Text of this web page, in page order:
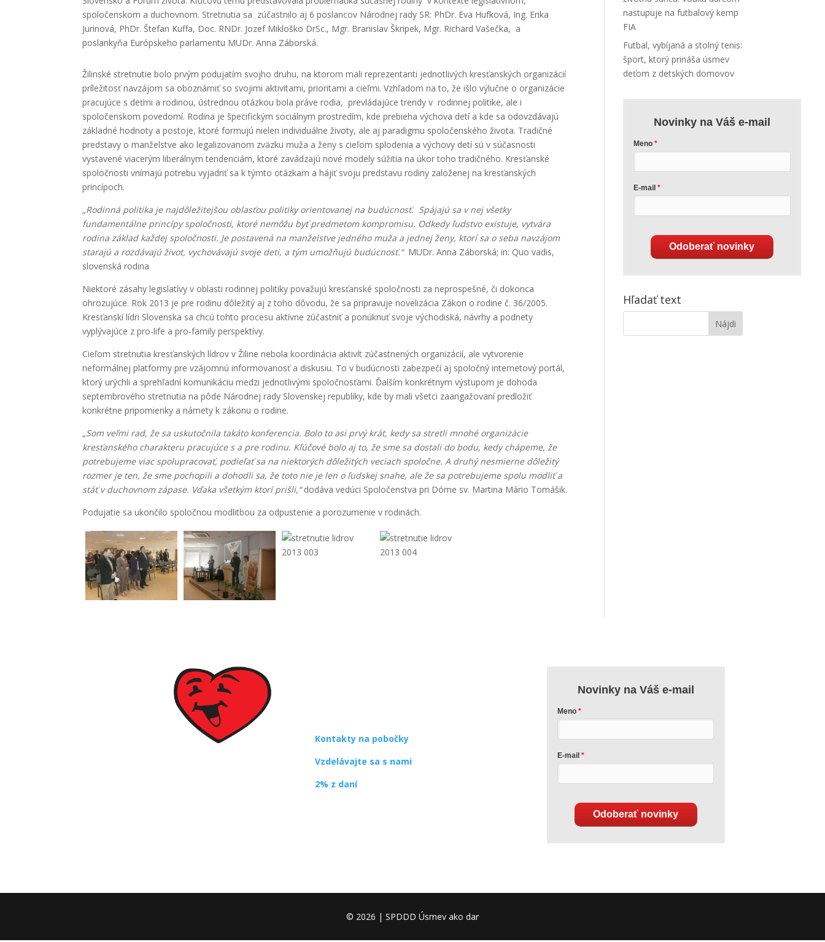
spoločenskom a duchovnom. Stretnutia sa zúčastnilo aj 6 poslancov Národnej rady SR: PhDr. Eva Hufková, Ing. Erika
Jurinová, PhDr. Štefan Kuffa, Doc. RNDr. Jozef Mikloško DrSc., Mgr. Branislav Škripek, Mgr. Richard Vašečka, a
poslankyňa Európskeho parlamentu MUDr. Anna Záborská.
Žilinské stretnutie bolo prvým podujatím svojho druhu, na ktorom mali reprezentanti jednotlivých kresťanských organizácií
príležitosť navzájom sa oboznámiť so svojimi aktivitami, prioritami a cieľmi. Vzhľadom na to, že išlo výlučne o organizácie
pracujúce s deťmi a rodinou, ústrednou otázkou bola práve rodia, prevládajúce trendy v rodinnej politike, ale i
spoločenskom povedomí. Rodina je špecifickým sociálnym prostredím, kde prebieha výchova detí a kde sa odovzdávajú
základné hodnoty a postoje, ktoré formujú nielen individuálne životy, ale aj paradigmu spoločenského života. Tradičné
predstavy o manželstve ako legalizovanom zväzku muža a ženy s cieľom splodenia a výchovy detí sú v súčasnosti
vystavené viacerým liberálnym tendenciám, ktoré zavádzajú nové modely súžitia na úkor toho tradičného. Kresťanské
spoločnosti vnímajú potrebu vyjadriť sa k týmto otázkam a hájiť svoju predstavu rodiny založenej na kresťanských
princípoch.
„Rodinná politika je najdôležitejšou oblasťou politiky orientovanej na budúcnosť. Spájajú sa v nej všetky
fundamentálne princípy spoločnosti, ktoré nemôžu byť predmetom kompromisu. Odkedy ľudstvo existuje, vytvára
rodina základ každej spoločnosti. Je postavená na manželstve jedného muža a jednej ženy, ktorí sa o seba navzájom
starajú a rozdávajú život, vychovávajú svoje deti, a tým umožňujú budúcnosť.“MUDr. Anna Záborská; in: Quo vadis,
slovenská rodina
Niektoré zásahy legislatívy v oblasti rodinnej politiky považujú kresťanské spoločnosti za neprospešné, či dokonca
ohrozujúce. Rok 2013 je pre rodinu dôležitý aj z toho dôvodu, že sa pripravuje novelizácia Zákon o rodine č. 36/2005.
Kresťanskí lídri Slovenska sa chcú tohto procesu aktívne zúčastniť a ponúknuť svoje východiská, návrhy a podnety
vyplývajúce z pro-life a pro-family perspektívy.
Cieľom stretnutia kresťanských lídrov v Žiline nebola koordinácia aktivít zúčastnených organizácií, ale vytvorenie
neformálnej platformy pre vzájomnú informovanosť a diskusiu. To v budúcnosti zabezpečí aj spoločný internetový portál,
ktorý urýchli a sprehľadní komunikáciu medzi jednotlivými spoločnosťami. Ďalším konkrétnym výstupom je dohoda
septembrového stretnutia na pôde Národnej rady Slovenskej republiky, kde by mali všetci zaangažovaní predložiť
konkrétne pripomienky a námety k zákonu o rodine.
„Som veľmi rad, že sa uskutočnila takáto konferencia. Bolo to asi prvý krát, kedy sa stretli mnohé organizácie
kresťanského charakteru pracujúce s a pre rodinu. Kľúčové bolo aj to, že sme sa dostali do bodu, kedy chápeme, že
potrebujeme viac spolupracovať, podieľať sa na niektorých dôležitých veciach spoločne. A druhý nesmierne dôležitý
rozmer je ten, že sme pochopili a dohodli sa, že toto nie je len o ľudskej snahe, ale že sa potrebujeme spolu modliť a
stáť v duchovnom zápase. Vďaka všetkým ktorí prišli,“dodáva vedúci Spoločenstva pri Dóme sv. Martina Mário Tomášik.
Podujatie sa ukončilo spoločnou modlitbou za odpustenie a porozumenie v rodinách.
nastupuje na futbalový kemp
FIA
Futbal, vybíjaná a stolný tenis:
šport, ktorý prináša úsmev
deťom z detských domovov
Novinky na Váš e-mail
Meno
E-mail
Odoberať novinky
Hľadať text
Kontakty na pobočky
Vzdelávajte sa s nami
2% z daní
Novinky na Váš e-mail
Meno
E-mail
Odoberať novinky
© 2026 | SPDDD Úsmev ako dar